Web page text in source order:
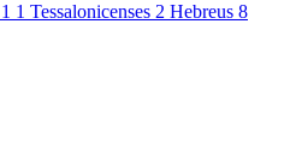
1 Tessalonicenses 2 Hebreus 8